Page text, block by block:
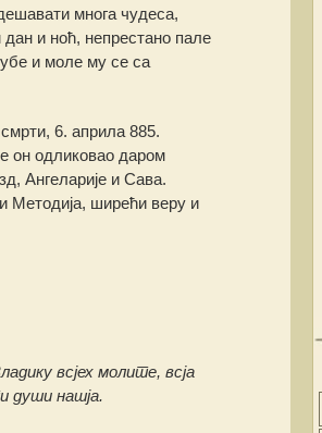
многа чудеса,
и ноћ, непрестано пале
и моле му се са
6. априла 885.
он одликовао даром
Ангеларије и Сава.
Методија, ширећи веру и
всјех молите, всја
души нашја.